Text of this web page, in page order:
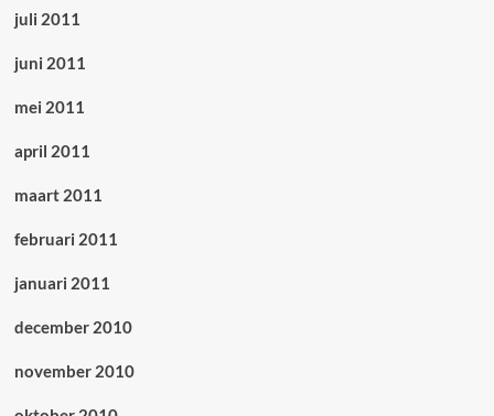
juli 2011
juni 2011
mei 2011
april 2011
maart 2011
februari 2011
januari 2011
december 2010
november 2010